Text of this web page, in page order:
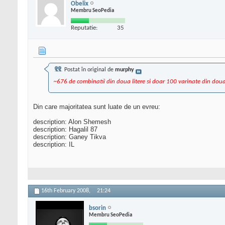
Obelix
Membru SeoPedia
Reputatie: 35
Postat în original de murphy
~676 de combinatii din doua litere si doar 100 varinate din
Din care majoritatea sunt luate de un evreu:
description: Alon Shemesh
description: Hagalil 87
description: Ganey Tikva
description: IL
16th February 2008, 21:24
bsorin
Membru SeoPedia